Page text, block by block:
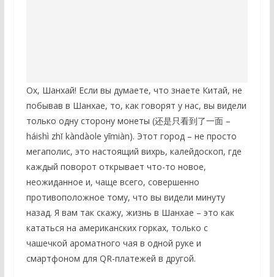
Ох, Шанхай! Если вы думаете, что знаете Китай, не
побывав в Шанхае, то, как говорят у нас, вы видели
только одну сторону монеты (还是只看到了一面 –
háishì zhǐ kàndàole yīmiàn). Этот город – не просто
мегаполис, это настоящий вихрь, калейдоскоп, где
каждый поворот открывает что-то новое,
неожиданное и, чаще всего, совершенно
противоположное тому, что вы видели минуту
назад. Я вам так скажу, жизнь в Шанхае – это как
кататься на американских горках, только с
чашечкой ароматного чая в одной руке и
смартфоном для QR-платежей в другой.